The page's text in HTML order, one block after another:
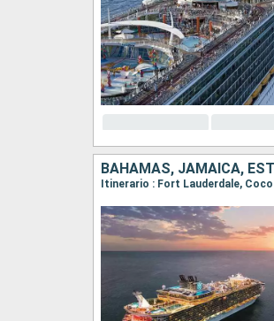
BAHAMAS, JAMAICA,
Itinerario : Fort Lauderdale,